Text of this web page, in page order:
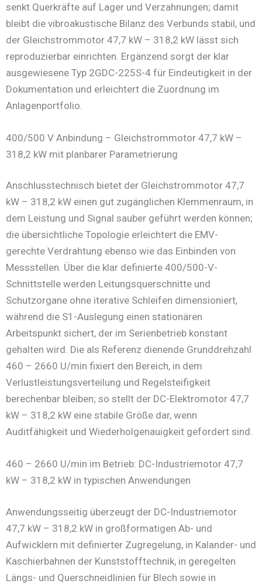
senkt Querkräfte auf Lager und Verzahnungen; damit
bleibt die vibroakustische Bilanz des Verbunds stabil, und
der Gleichstrommotor 47,7 kW – 318,2 kW lässt sich
reproduzierbar einrichten. Ergänzend sorgt der klar
ausgewiesene Typ 2GDC-225S-4 für Eindeutigkeit in der
Dokumentation und erleichtert die Zuordnung im
Anlagenportfolio.
400/500 V Anbindung – Gleichstrommotor 47,7 kW –
318,2 kW mit planbarer Parametrierung
Anschlusstechnisch bietet der Gleichstrommotor 47,7
kW – 318,2 kW einen gut zugänglichen Klemmenraum, in
dem Leistung und Signal sauber geführt werden können;
die übersichtliche Topologie erleichtert die EMV-
gerechte Verdrahtung ebenso wie das Einbinden von
Messstellen. Über die klar definierte 400/500-V-
Schnittstelle werden Leitungsquerschnitte und
Schutzorgane ohne iterative Schleifen dimensioniert,
während die S1-Auslegung einen stationären
Arbeitspunkt sichert, der im Serienbetrieb konstant
gehalten wird. Die als Referenz dienende Grunddrehzahl
460 – 2660 U/min fixiert den Bereich, in dem
Verlustleistungsverteilung und Regelsteifigkeit
berechenbar bleiben; so stellt der DC-Elektromotor 47,7
kW – 318,2 kW eine stabile Größe dar, wenn
Auditfähigkeit und Wiederholgenauigkeit gefordert sind.
460 – 2660 U/min im Betrieb: DC-Industriemotor 47,7
kW – 318,2 kW in typischen Anwendungen
Anwendungsseitig überzeugt der DC-Industriemotor
47,7 kW – 318,2 kW in großformatigen Ab- und
Aufwicklern mit definierter Zugregelung, in Kalander- und
Kaschierbahnen der Kunststofftechnik, in geregelten
Längs- und Querschneidlinien für Blech sowie in